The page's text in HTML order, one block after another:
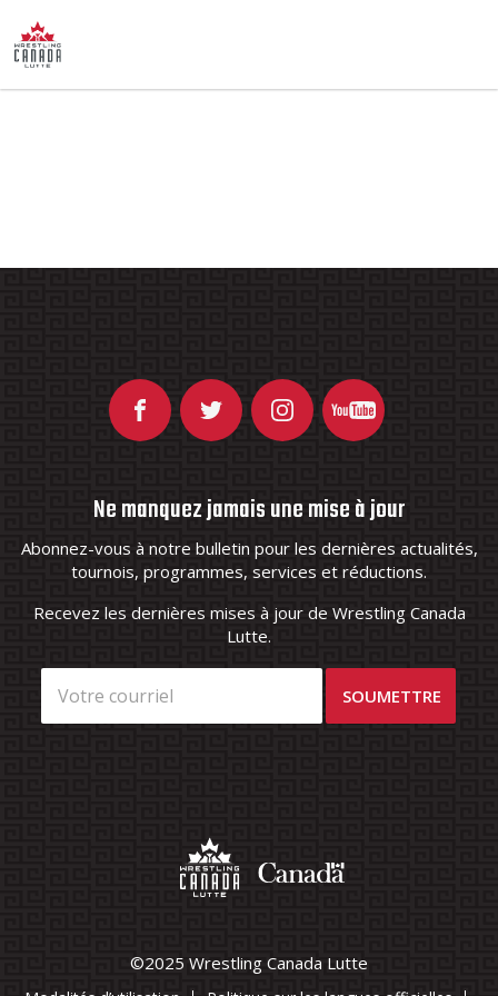
Ne manquez jamais une mise à jour
Abonnez-vous à notre bulletin pour les dernières actualités,
tournois, programmes, services et réductions.
Recevez les dernières mises à jour de Wrestling Canada
Lutte.
©2025 Wrestling Canada Lutte